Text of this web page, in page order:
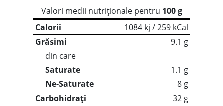
Valori medii nutriționale pentru 100 g
Calorii
1084 kj / 259 kCal
Grăsimi
9.1 g
din care
Saturate
1.1 g
Ne-Saturate
8 g
Carbohidrați
32 g